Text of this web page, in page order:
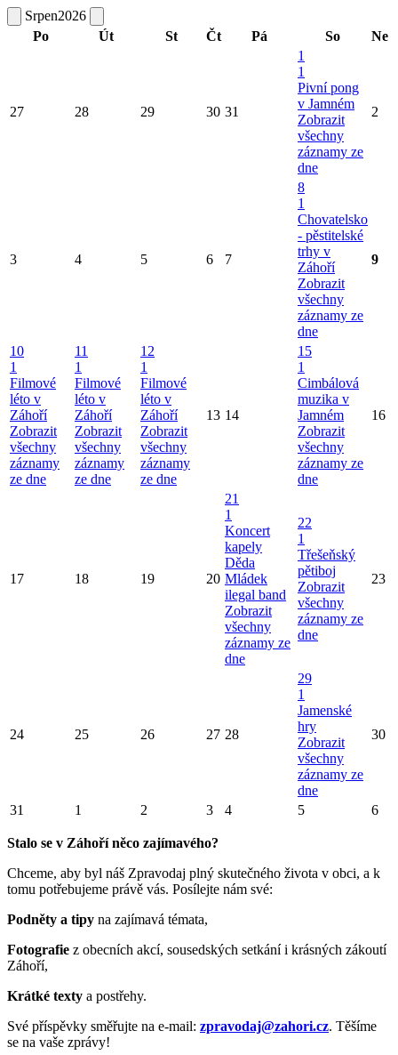
Srpen2026
Po
Út St Čt Pá So Ne
27 28 29 30 31
1
1
Pivní pong
v Jamném
Zobrazit
všechny
záznamy ze
dne
2
3 4 5 6 7
8
1
Chovatelsko
- pěstitelské
trhy v
Záhoří
Zobrazit
všechny
záznamy ze
dne
9
10
1
Filmové
léto v
Záhoří
Zobrazit
všechny
záznamy
ze dne
11
1
Filmové
léto v
Záhoří
Zobrazit
všechny
záznamy
ze dne
12
1
Filmové
léto v
Záhoří
Zobrazit
všechny
záznamy
ze dne
13 14
15
1
Cimbálová
muzika v
Jamném
Zobrazit
všechny
záznamy ze
dne
16
17 18 19 20
21
1
Koncert
kapely
Děda
Mládek
ilegal band
Zobrazit
všechny
záznamy ze
dne
22
1
Třešeňský
pětiboj
Zobrazit
všechny
záznamy ze
dne
23
24 25 26 27 28
29
1
Jamenské
hry
Zobrazit
všechny
záznamy ze
dne
30
31 1 2 3 4 5 6
Stalo se v Záhoří něco zajímavého?
Chceme, aby byl náš Zpravodaj plný skutečného života v obci, a k
tomu potřebujeme právě vás. Posílejte nám své:
Podněty a tipy na zajímavá témata,
Fotografie z obecních akcí, sousedských setkání i krásných zákoutí
Záhoří,
Krátké texty a postřehy.
Své příspěvky směřujte na e-mail: zpravodaj@zahori.cz. Těšíme
se na vaše zprávy!